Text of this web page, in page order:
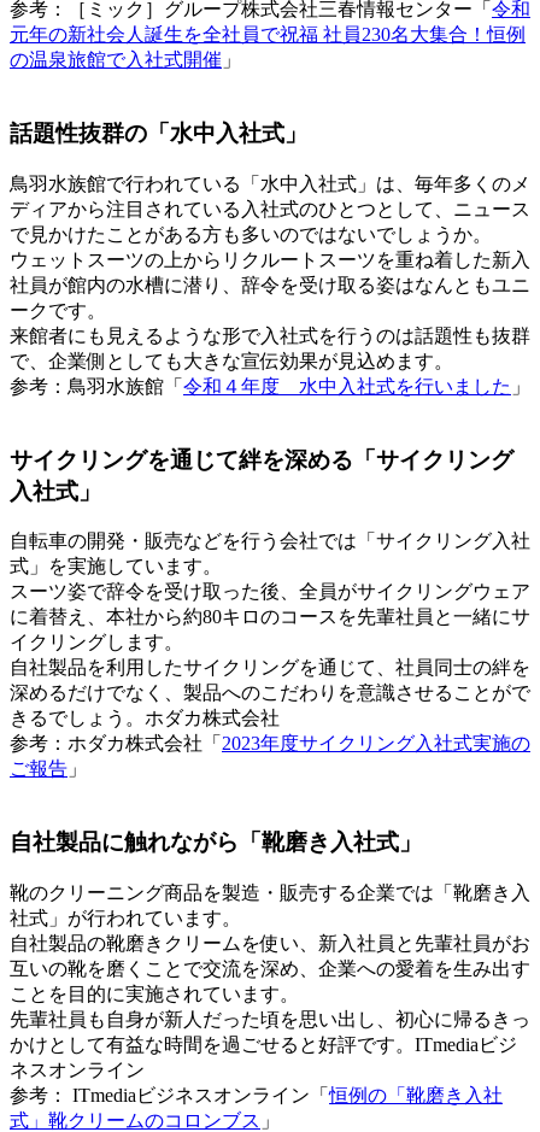
参考：［ミック］グループ株式会社三春情報センター「 令和
元年の新社会人誕生を全社員で祝福 社員230名大集合！恒例
の温泉旅館で入社式開催 」
話題性抜群の「水中入社式」
鳥羽水族館で行われている「水中入社式」は、毎年多くのメ
ディアから注目されている入社式のひとつとして、ニュース
で見かけたことがある方も多いのではないでしょうか。
ウェットスーツの上からリクルートスーツを重ね着した新入
社員が館内の水槽に潜り、辞令を受け取る姿はなんともユニ
ークです。
来館者にも見えるような形で入社式を行うのは話題性も抜群
で、企業側としても大きな宣伝効果が見込めます。
参考：鳥羽水族館「 令和４年度 水中入社式を行いました 」
サイクリングを通じて絆を深める「サイクリング
入社式」
自転車の開発・販売などを行う会社では「サイクリング入社
式」を実施しています。
スーツ姿で辞令を受け取った後、全員がサイクリングウェア
に着替え、本社から約80キロのコースを先輩社員と一緒にサ
イクリングします。
自社製品を利用したサイクリングを通じて、社員同士の絆を
深めるだけでなく、製品へのこだわりを意識させることがで
きるでしょう。ホダカ株式会社
参考：ホダカ株式会社「 2023年度サイクリング入社式実施の
ご報告 」
自社製品に触れながら「靴磨き入社式」
靴のクリーニング商品を製造・販売する企業では「靴磨き入
社式」が行われています。
自社製品の靴磨きクリームを使い、新入社員と先輩社員がお
互いの靴を磨くことで交流を深め、企業への愛着を生み出す
ことを目的に実施されています。
先輩社員も自身が新人だった頃を思い出し、初心に帰るきっ
かけとして有益な時間を過ごせると好評です。ITmediaビジ
ネスオンライン
参考： ITmediaビジネスオンライン「恒例の「靴磨き入社
式」靴クリームのコロンブス 」